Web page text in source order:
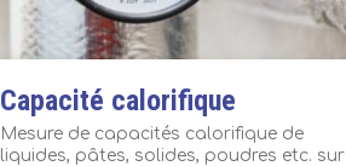
Capacité calorifique
Mesure de capacités calorifique de
liquides, pâtes, solides, poudres etc. sur